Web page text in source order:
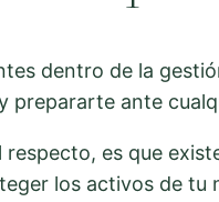
dentro de la
ante
es que
los activos de